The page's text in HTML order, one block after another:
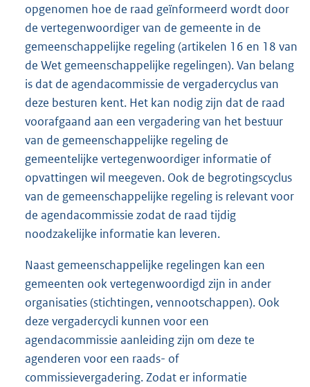
opgenomen hoe de raad geïnformeerd wordt door
de vertegenwoordiger van de gemeente in de
gemeenschappelijke regeling (artikelen 16 en 18 van
de Wet gemeenschappelijke regelingen). Van belang
is dat de agendacommissie de vergadercyclus van
deze besturen kent. Het kan nodig zijn dat de raad
voorafgaand aan een vergadering van het bestuur
van de gemeenschappelijke regeling de
gemeentelijke vertegenwoordiger informatie of
opvattingen wil meegeven. Ook de begrotingscyclus
van de gemeenschappelijke regeling is relevant voor
de agendacommissie zodat de raad tijdig
noodzakelijke informatie kan leveren.
Naast gemeenschappelijke regelingen kan een
gemeenten ook vertegenwoordigd zijn in ander
organisaties (stichtingen, vennootschappen). Ook
deze vergadercycli kunnen voor een
agendacommissie aanleiding zijn om deze te
agenderen voor een raads- of
commissievergadering. Zodat er informatie